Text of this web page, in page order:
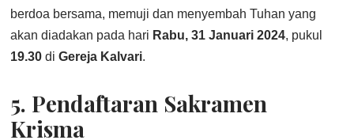
berdoa bersama, memuji dan menyembah Tuhan yang
akan diadakan pada hari Rabu, 31 Januari 2024, pukul
19.30 diGereja Kalvari.
5. Pendaftaran Sakramen
Krisma